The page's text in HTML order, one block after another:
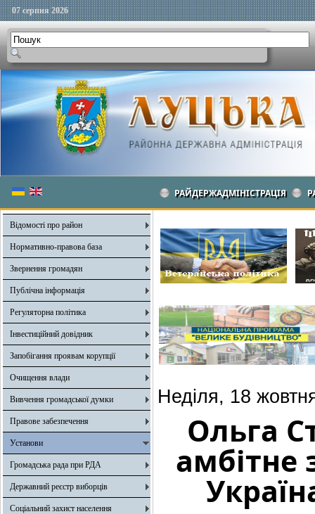
07 серпня 2026
РАЙДЕРЖАДМІНІСТРАЦІЯ
Відомості про район
Нормативно-правова база
Звернення громадян
Публічна інформація
Регуляторна політика
Інвестиційний довідник
Запобігання проявам корупції
Очищення влади
Вивчення громадської думки
Правове забезпечення
Установи
Громадська рада при РДА
Державний реєстр виборців
Соціальний захист населення
Неділя, 18
Ольга
амбітне